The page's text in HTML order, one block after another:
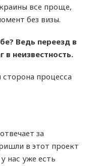
все проще,
без визы.
Ведь переезд в
в неизвестность.
процесса
за
в этот проект
нас уже есть